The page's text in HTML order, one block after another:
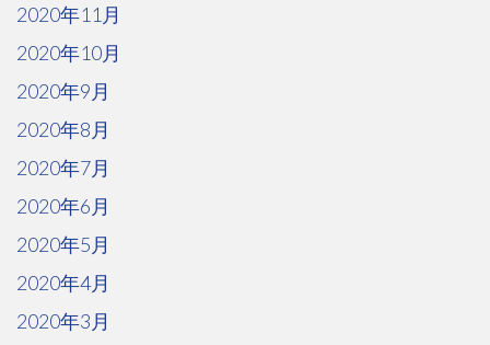
2020年11月
2020年10月
2020年9月
2020年8月
2020年7月
2020年6月
2020年5月
2020年4月
2020年3月